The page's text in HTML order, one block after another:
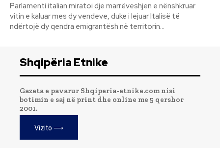
Parlamenti italian miratoi dje marrëveshjen e nënshkruar
vitin e kaluar mes dy vendeve, duke i lejuar Italisë të
ndërtojë dy qendra emigrantësh në territorin...
Shqipëria Etnike
Gazeta e pavarur Shqiperia-etnike.com nisi
botimin e saj në print dhe online me 5 qershor
2001.
Vizito ⟶